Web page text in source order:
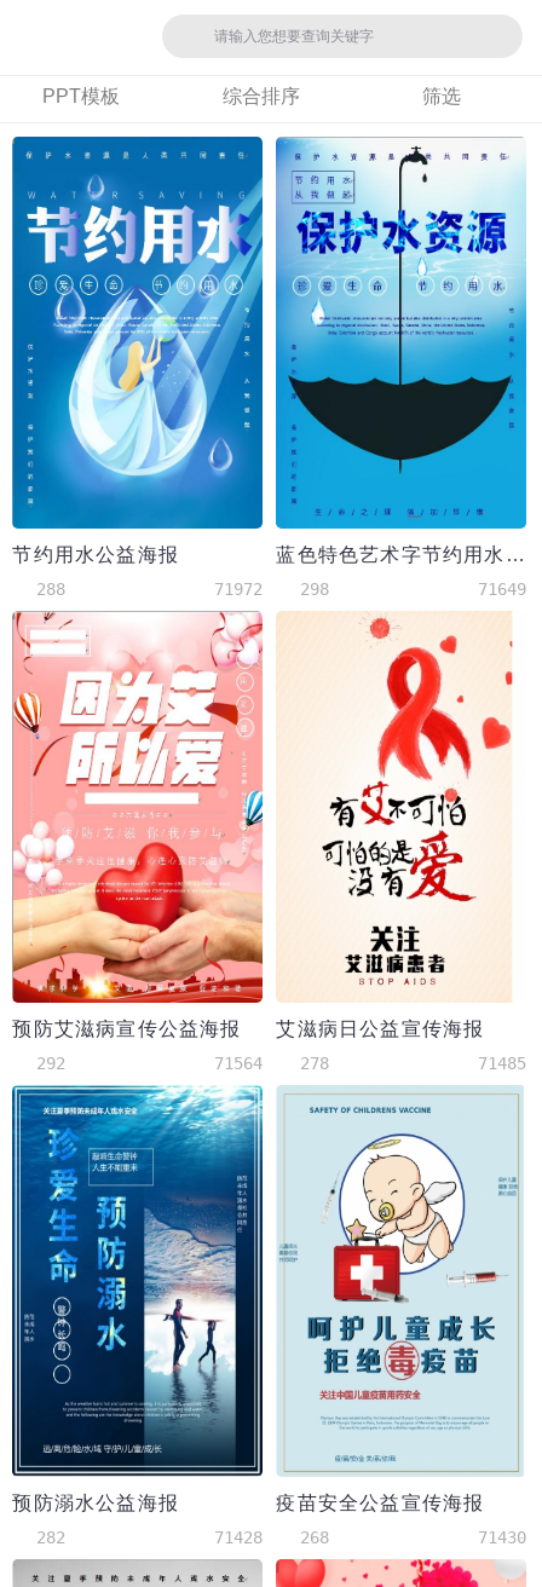
PPT模板 综合排序 筛选
节约用水公益海报
288 71972
蓝色特色艺术字节约用水公益海报
298 71649
预防艾滋病宣传公益海报
292 71564
艾滋病日公益宣传海报
278 71485
预防溺水公益海报
282 71428
疫苗安全公益宣传海报
268 71430